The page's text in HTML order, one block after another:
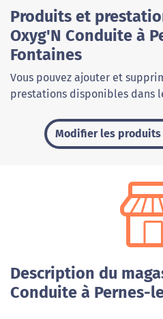
Produits et
Oxyg'N Conduite à
Fontaines
Vous pouvez ajouter et
prestations disponibles dans
Modifier les
Description du
Conduite à Pernes-